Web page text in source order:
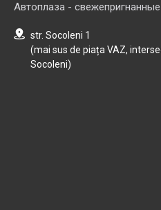
Автоплаза - свежепригнанные
str. Socoleni 1
(mai sus de piața VAZ,
Socoleni)